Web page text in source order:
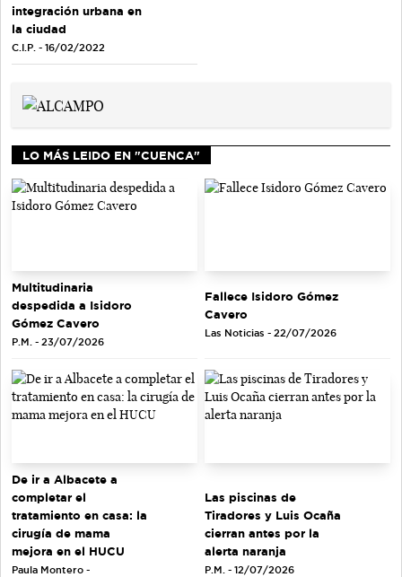
integración urbana en
la ciudad
C.I.P. - 16/02/2022
LO MÁS LEIDO EN "CUENCA"
Multitudinaria
despedida a Isidoro
Gómez Cavero
P.M. - 23/07/2026
Fallece Isidoro Gómez
Cavero
Las Noticias - 22/07/2026
De ir a Albacete a
completar el
tratamiento en casa: la
cirugía de mama
mejora en el HUCU
Paula Montero -
Las piscinas de
Tiradores y Luis Ocaña
cierran antes por la
alerta naranja
P.M. - 12/07/2026